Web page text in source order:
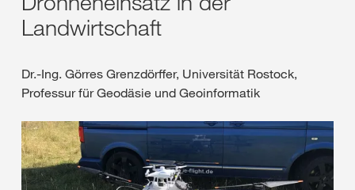
Landwirtschaft
Dr.-Ing. Görres Grenzdörffer, Universität Rostock,
Professur für Geodäsie und Geoinformatik